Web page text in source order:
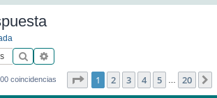
Buscar
coincidencias Página de 20
1 2 3 4 5 … 20